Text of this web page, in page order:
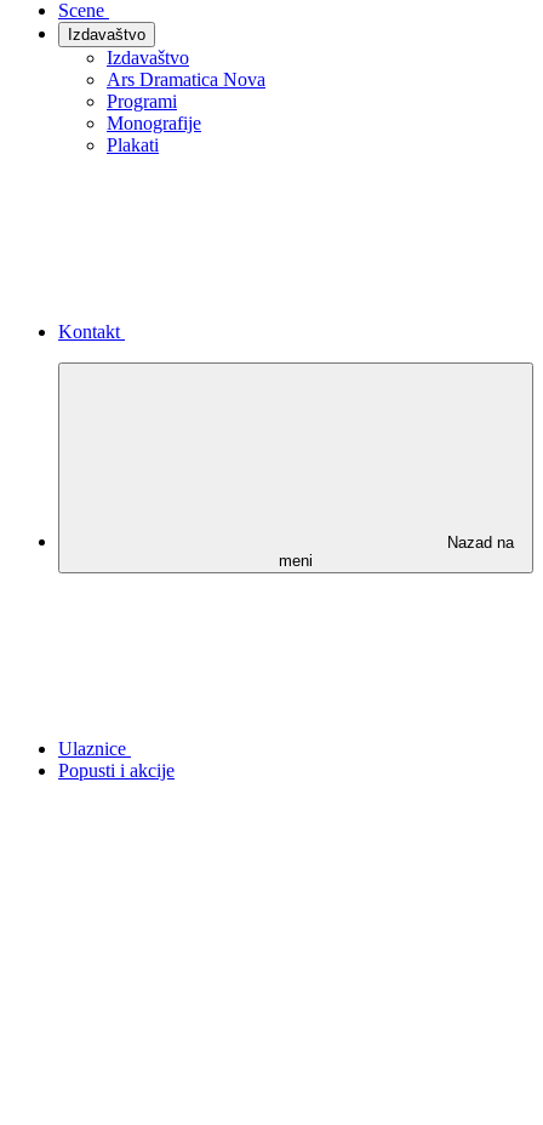
Scene
Izdavaštvo
Izdavaštvo
Ars Dramatica Nova
Programi
Monografije
Plakati
Kontakt
Nazad na
meni
Ulaznice
Popusti i akcije